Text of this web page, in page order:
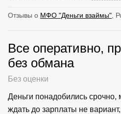
Отзывы о МФО "Деньги взаймы" ,
Все оперативно,
без обмана
Без оценки
Деньги понадобились
ждать до зарплаты не вариант,